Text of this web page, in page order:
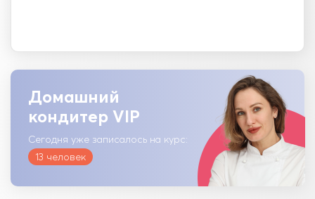
Домашний
кондитер VIP
Сегодня уже записалось на курс:
13 человек